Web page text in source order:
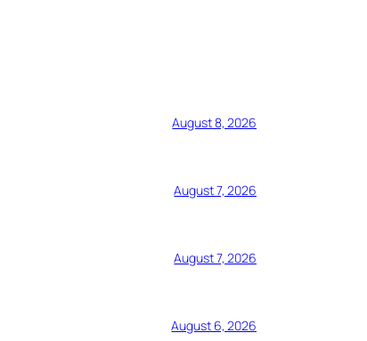
August 8, 2026
August 7, 2026
August 7, 2026
August 6, 2026